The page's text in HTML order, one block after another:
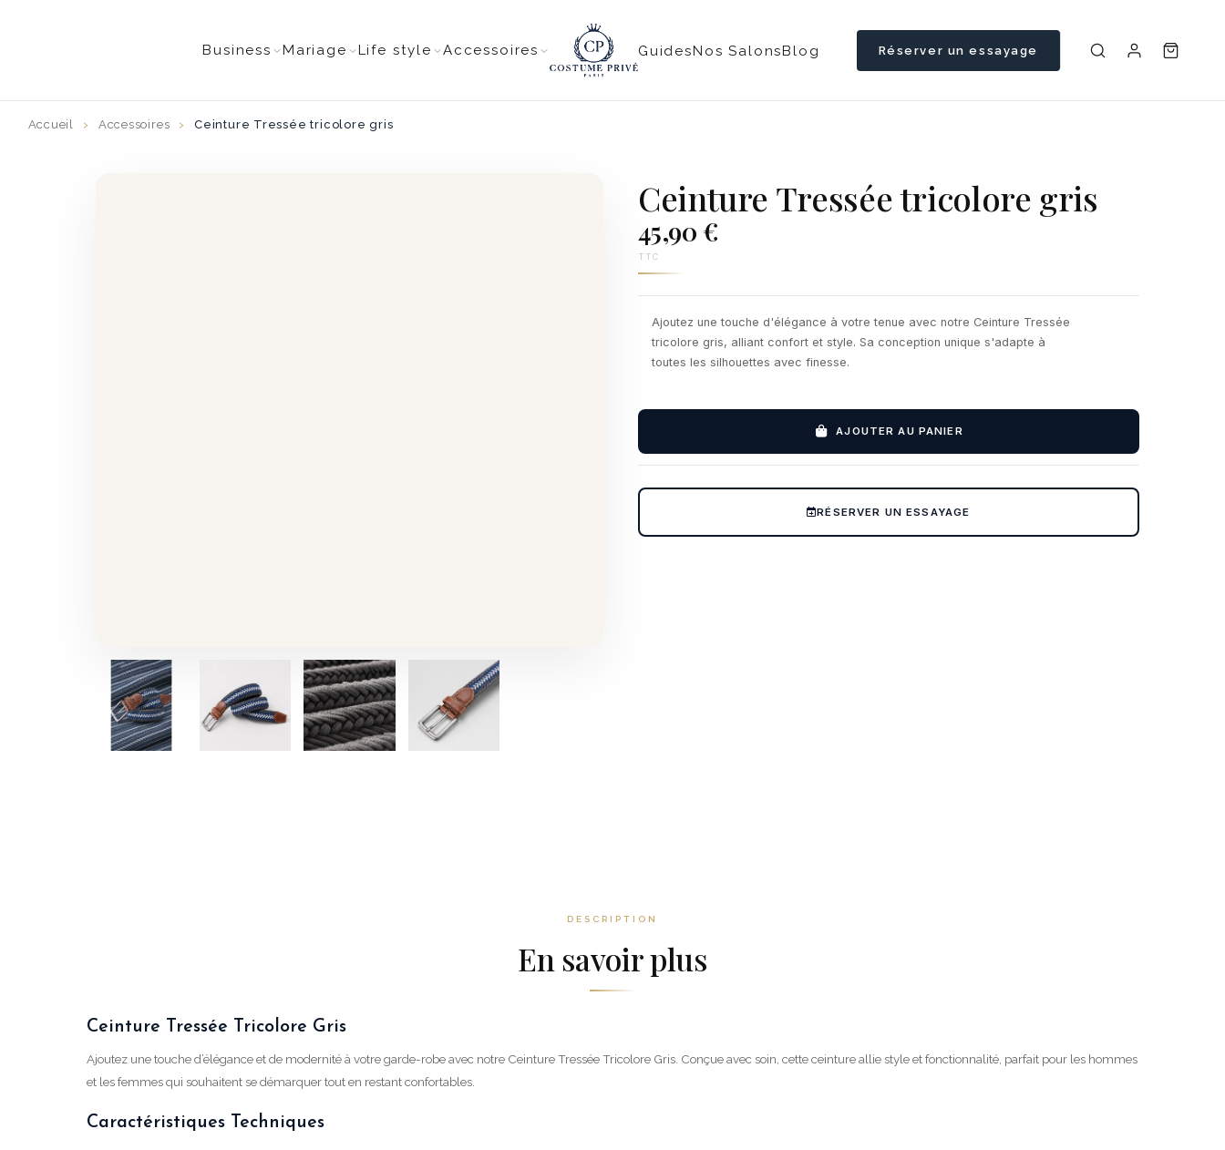
Business Mariage Life style Accessoires GuidesNos SalonsBlog Réserver un essayage
Accueil Accessoires Ceinture Tressée tricolore gris
Ceinture Tressée tricolore gris
45,90 €
TTC
Ajoutez une touche d'élégance à votre tenue avec notre Ceinture Tressée
tricolore gris, alliant confort et style. Sa conception unique s'adapte à
toutes les silhouettes avec finesse.
AJOUTER AU PANIER
RÉSERVER UN ESSAYAGE
DESCRIPTION
En savoir plus
Ceinture Tressée Tricolore Gris
Ajoutez une touche d’élégance et de modernité à votre garde-robe avec notre Ceinture Tressée Tricolore Gris. Conçue avec soin, cette ceinture allie style et fonctionnalité, parfait pour les hommes
et les femmes qui souhaitent se démarquer tout en restant confortables.
Caractéristiques Techniques